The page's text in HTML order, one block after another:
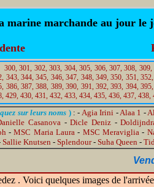
marine marchande au jour le
300, 301, 302, 303, 304, 305, 306, 307, 308, 309,
343, 344, 345, 346, 347, 348, 349, 350, 351, 352,
386, 387, 388, 389, 390, 391, 392, 393, 394, 395,
429, 430, 431, 432, 433, 434, 435, 436, 437, 438,
sur leurs noms ): - Agia Irini -Alaa 1 -
Casanova-Dicle Deniz-
-MSC Maria Laura - MSC Meraviglia -
Sallie Knutsen - Splendour- Suha Queen -
. Voici quelques images de